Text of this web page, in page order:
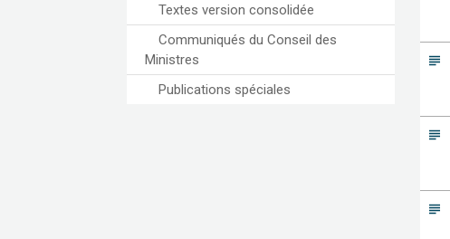
Textes version consolidée
Communiqués du Conseil des
Ministres
Publications spéciales
subject
subject
subject